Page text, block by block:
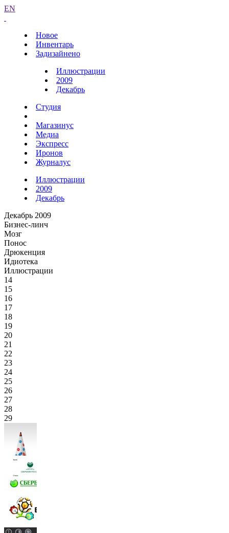
EN
Новое
Инвентарь
Задизайнено
Иллюстрации
2009
Декабрь
Студия
Магазинус
Медиа
Экспресс
Иронов
Журналус
Иллюстрации
2009
Декабрь
Декабрь 2009
Бизнес-линч
Мозг
Понос
Дрюкенция
Идиотека
Иллюстрации
14
15
16
17
18
19
20
21
22
23
24
25
26
27
28
29